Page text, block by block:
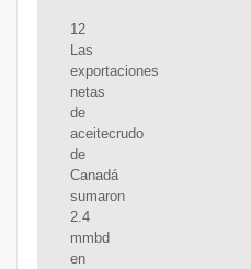
12
Las
exportaciones
netas
de
aceitecrudo
de
Canadá
sumaron
2.4
mmbd
en